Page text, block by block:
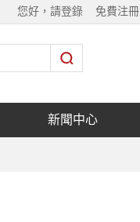
您好，請登錄 免費注冊
新聞中心